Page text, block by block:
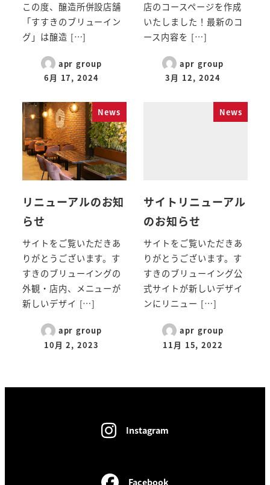
この度、醸造所併設店舗
「すすきのブリューイン
グ」は醸造 […]
apr group
6月 17, 2024
店のコースページを作成
いたしました！最新のコ
ース内容を […]
apr group
3月 12, 2024
News
リニューアルのお知
らせ
サイトをご覧いただきあ
りがとうございます。す
すきのブリューイングの
外観・店内、メニューが
新しいデザイ […]
apr group
10月 2, 2023
News
サイトリニューアル
のお知らせ
サイトをご覧いただきあ
りがとうございます。す
すきのブリューイング公
式サイトが新しいデザイ
ンにリニュー […]
apr group
11月 15, 2022
Instagram
Facebook